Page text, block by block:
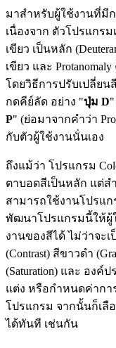
มาสำหรับผู้ใช้งานที่มี
เนื่องจาก ตัวโปรแกร
เขียว เป็นหลัก
เขียว และ
โดยวิธีการปรับเปลี่ย
กดคีย์ลัด อย่าง "ปุ่ม D
P" (ย่อมาจากคำว่า
กับตัวผู้ใช้งานนั่นเอง
ถึงแม้ว่า โปรแกรม
ตาบอดสีเป็นหลัก แต่ส
สามารถใช้งานโปรแ
พัฒนาโปรแกรมนี้ให้ผู้
งานของสีได้ ไม่ว่าจะ
(Contrast) สีขาวดำ
(Saturation) และ อง
แต่ง หรือกำหนดค่ากา
โปรแกรม จากนั้นก็เลื
ได้ทันที เช่นกัน